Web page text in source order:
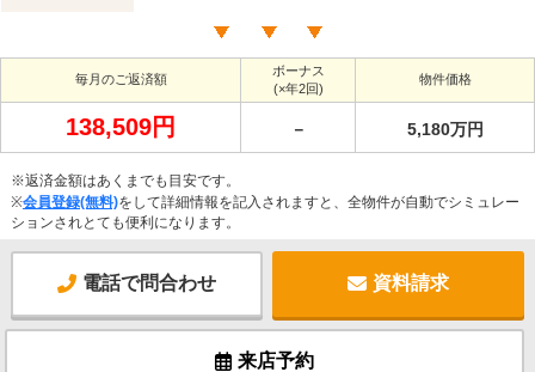
毎月のご返済額
ボーナス
(×年2回)
物件価格
138,509円 － 5,180万円
※返済金額はあくまでも目安です。
※会員登録(無料)をして詳細情報を記入されますと、全物件が自動でシミュレー
ションされとても便利になります。
電話で問合わせ 資料請求
来店予約